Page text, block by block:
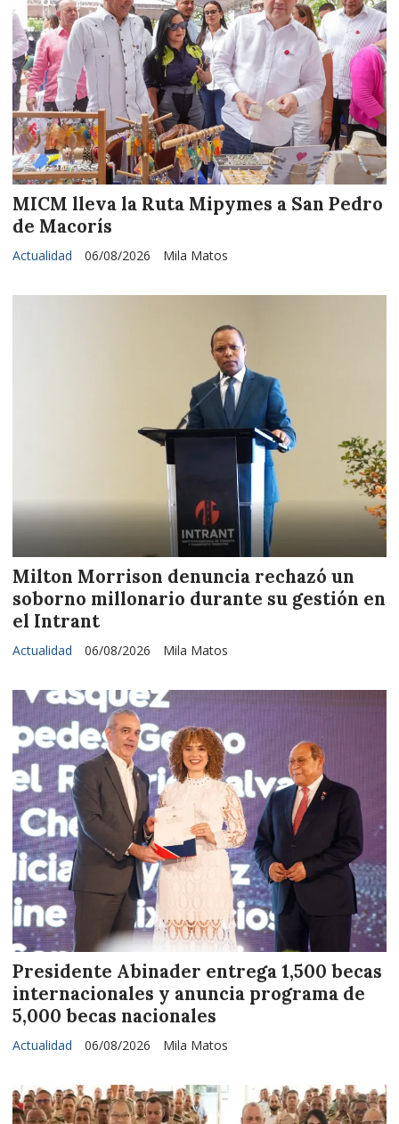
MICM lleva la Ruta Mipymes a San Pedro
de Macorís
Mila Matos
Actualidad 06/08/2026
Milton Morrison denuncia rechazó un
soborno millonario durante su gestión en
el Intrant
Mila Matos
Actualidad 06/08/2026
Presidente Abinader entrega 1,500 becas
internacionales y anuncia programa de
5,000 becas nacionales
Mila Matos
Actualidad 06/08/2026